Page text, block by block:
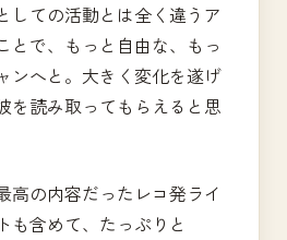
しての活動とは全く違うア
とで、もっと自由な、もっ
ンへと。大きく変化を遂げ
を読み取ってもらえると思
高の内容だったレコ発ライ
も含めて、たっぷりと